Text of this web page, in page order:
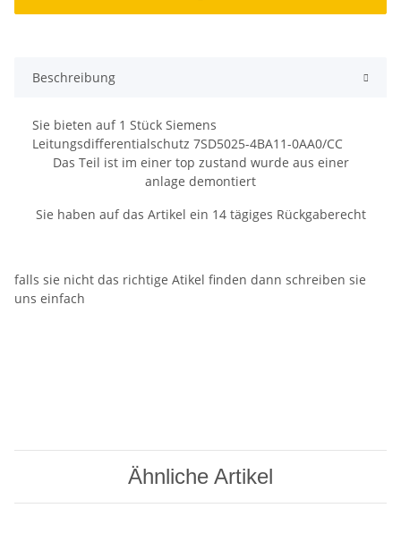
Beschreibung
Sie bieten auf 1 Stück Siemens
Leitungsdifferentialschutz 7SD5025-4BA11-0AA0/CC
Das Teil ist im einer top zustand wurde aus einer
anlage demontiert
Sie haben auf das Artikel ein 14 tägiges Rückgaberecht
falls sie nicht das richtige Atikel finden dann schreiben sie
uns einfach
Ähnliche Artikel